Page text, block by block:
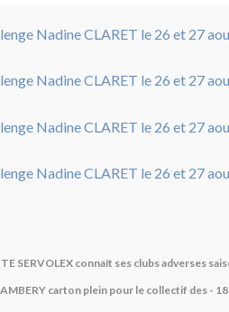
SERVOLEX connaît ses clubs adverses
carton plein pour le collectif des -